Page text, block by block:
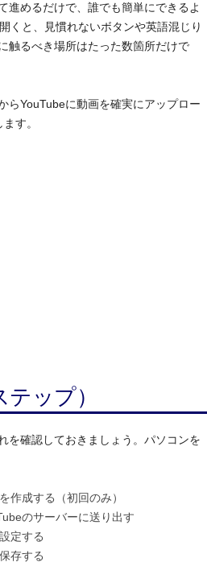
進めるだけで、誰でも簡単にできるよ
くと、見慣れないボタンや英語混じり
触るべき場所はたった数箇所だけで
らYouTubeに動画を確実にアップロー
す。
ップ）
を確認しておきましょう。パソコンを
作成する（初回のみ）
のサーバーに送り出す
定する
存する